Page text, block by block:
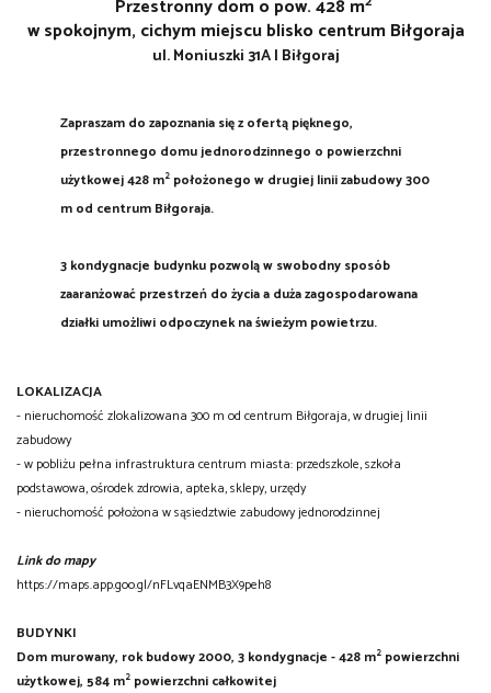
Przestronny dom o pow. 428 m
w spokojnym, cichym miejscu blisko centrum Biłgoraja
ul. Moniuszki 31A | Biłgoraj
Zapraszam do zapoznania się z ofertą pięknego,
przestronnego domu jednorodzinnego o powierzchni
użytkowej 428 m2 położonego w drugiej linii zabudowy 300
m od centrum Biłgoraja.
3 kondygnacje budynku pozwolą w swobodny sposób
zaaranżować przestrzeń do życia a duża zagospodarowana
działki umożliwi odpoczynek na świeżym powietrzu.
LOKALIZACJA
- nieruchomość zlokalizowana 300 m od centrum Biłgoraja, w drugiej linii
zabudowy
- w pobliżu pełna infrastruktura centrum miasta: przedszkole, szkoła
podstawowa, ośrodek zdrowia, apteka, sklepy, urzędy
- nieruchomość położona w sąsiedztwie zabudowy jednorodzinnej
Link do mapy
https://maps.app.goo.gl/nFLvqaENMB3X9peh8
BUDYNKI
Dom murowany, rok budowy 2000, 3 kondygnacje - 428 m2 powierzchni
użytkowej, 584 m2 powierzchni całkowitej